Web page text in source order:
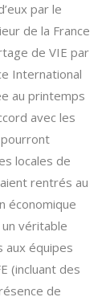
par le
de la France
de VIE par
International
au printemps
avec les
pourront
locales de
rentrés au
économique
véritable
aux équipes
(incluant des
de